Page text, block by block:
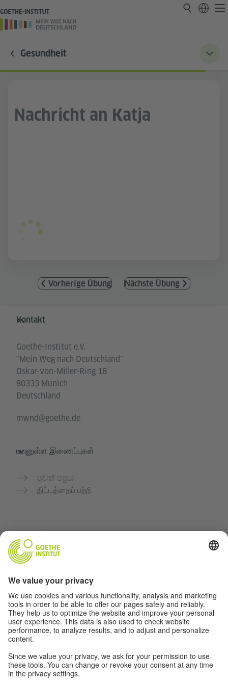
Gesundheit
Nachricht an Katja
Vorherige Übung Nächste Übung
Service- und Informationsbereich
Kontakt
Goethe-Institut e.V.
"Mein Weg nach Deutschland"
Oskar-von-Miller-Ring 18
80333 Munich
Deutschland
mwnd@goethe.de
பயனுள்ள இணைப்புகள்
පුවත් පත්‍රය
திட்டத்தைப் பற்றி
கோய்த் இன்ஸ்டிடியூட்டின் ஜெர்மன் பாடநெறிகள்
ஆசிரியர் போர்டல் "Deutschstunde"
தனியுரிமை மற்றும் அணுகல் வசதி
தனியுரிமை அமைப்புகள்